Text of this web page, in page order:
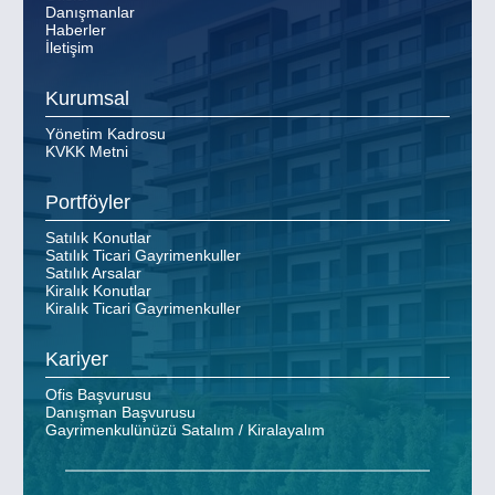
Danışmanlar
Haberler
İletişim
Kurumsal
Yönetim Kadrosu
KVKK Metni
Portföyler
Satılık Konutlar
Satılık Ticari Gayrimenkuller
Satılık Arsalar
Kiralık Konutlar
Kiralık Ticari Gayrimenkuller
Kariyer
Ofis Başvurusu
Danışman Başvurusu
Gayrimenkulünüzü Satalım / Kiralayalım